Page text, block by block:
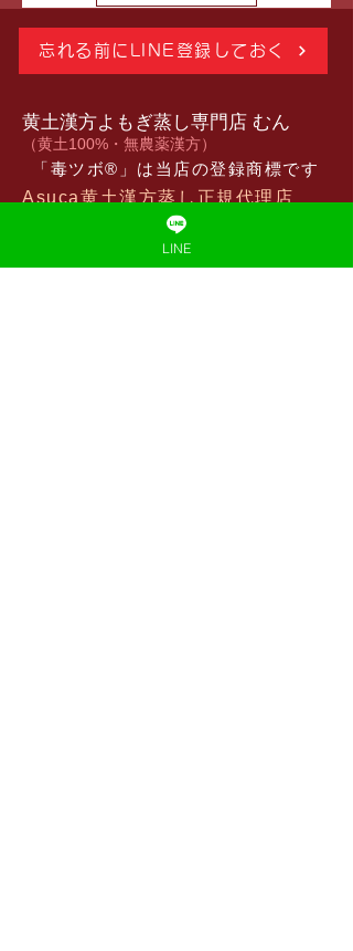
品のパッケージが異なる場合があ
ハーブ・オイル・タイパンツなど
気軽にお問い合わせください。
忘れる前にLINE登録しておく
黄土漢方よもぎ蒸し専門店 むん
​（黄土100%・無農薬漢方）
Asuca黄土漢方蒸し正規代理店
◆予約制・当日予約OK、男女ペア
「毒ツボ®︎」は当店の登録商標です
LINE